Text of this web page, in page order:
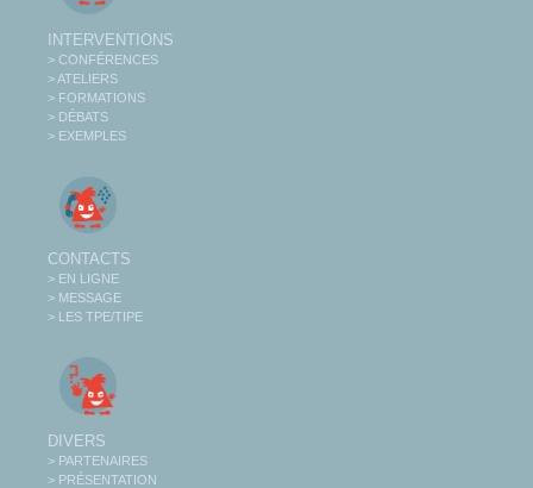
INTERVENTIONS
> CONFÉRENCES
> ATELIERS
> FORMATIONS
> DÉBATS
> EXEMPLES
CONTACTS
> EN LIGNE
> MESSAGE
> LES TPE/TIPE
DIVERS
> PARTENAIRES
> PRÉSENTATION